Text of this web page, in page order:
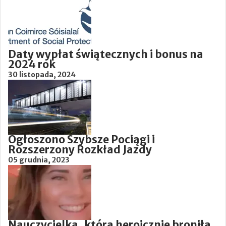
Daty wypłat świątecznych i bonus na
2024 rok
30 listopada, 2024
Ogłoszono Szybsze Pociągi i
Rozszerzony Rozkład Jazdy
05 grudnia, 2023